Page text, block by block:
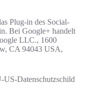
Plug-in des Social-
Bei Google+ handelt
LLC., 1600
CA 94043 USA,
Datenschutzschild